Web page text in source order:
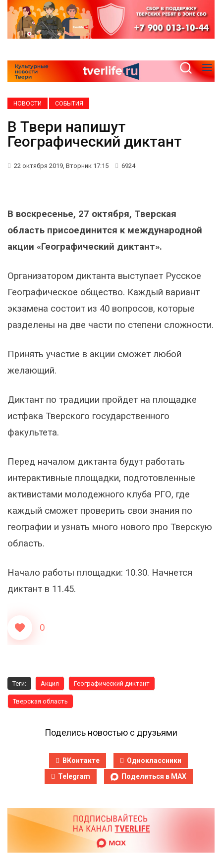
НОВОСТИ СОБЫТИЯ
В Твери напишут
Географический диктант
22 октября 2019, Вторник 17:15 6924
В воскресенье, 27 октября, Тверская
область присоединится к международной
акции «Географический диктант».
Организатором диктанта выступает Русское
Географическое общество. Каждый вариант
экзамена состоит из 40 вопросов, которые
разделены на две части по степени сложности.
Принять участие в акции сможет любой
желающий.
Диктант по традиции пройдет на площадке
истфака Тверского государственного
факультета.
Перед началом диктанта будут работать
интерактивные площадки, подготовленные
активистами молодежного клуба РГО, где
каждый сможет проверить свои знания по
географии и узнать много нового про Тверскую
область.
Начало работы площадки: 10.30. Начнется
диктант в 11.45.
0
Теги: Акция Географический диктант
Тверская область
Поделись новостью с друзьями
ВКонтакте
Одноклассники
Telegram
Поделиться в MAX